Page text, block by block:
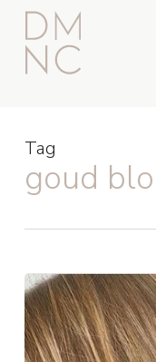
Skip
main
content
Tag
goud
TREND:
WARM
BLOND!